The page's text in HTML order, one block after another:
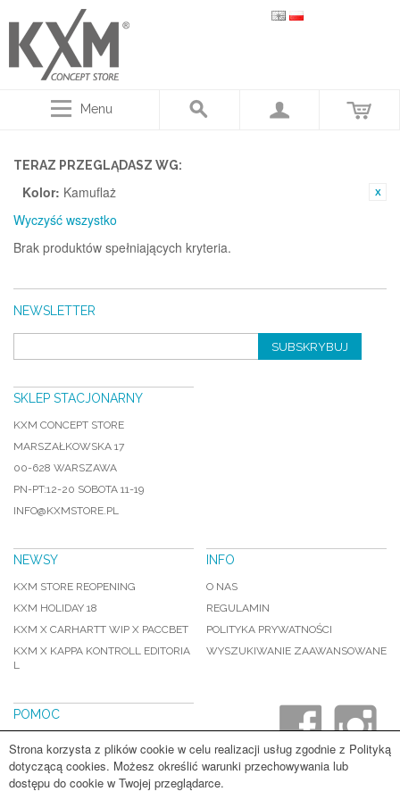
Menu
TERAZ PRZEGLĄDASZ WG:
Kolor: Kamuflaż
Wyczyść wszystko
Brak produktów spełniających kryteria.
NEWSLETTER
SUBSKRYBUJ
SKLEP STACJONARNY
KXM CONCEPT STORE
MARSZAŁKOWSKA 17
00-628 WARSZAWA
PN-PT:12-20 SOBOTA 11-19
INFO@KXMSTORE.PL
NEWSY
KXM STORE REOPENING
KXM HOLIDAY 18
KXM X CARHARTT WIP X PACCBET
KXM X KAPPA KONTROLL EDITORIA
L
INFO
O NAS
REGULAMIN
POLITYKA PRYWATNOŚCI
WYSZUKIWANIE ZAAWANSOWANE
POMOC
WYMIANY I ZWROTY
FAQ
Strona korzysta z plików cookie w celu realizacji usług zgodnie z Polityką
dotyczącą cookies. Możesz określić warunki przechowywania lub
dostępu do cookie w Twojej przeglądarce.